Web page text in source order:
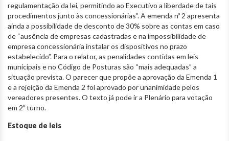
regulamentação da lei, permitindo ao Executivo a liberdade de tais
procedimentos junto às concessionárias”. A emenda nº 2 apresenta
ainda a possibilidade de desconto de 30% sobre as contas em caso
de “ausência de empresas cadastradas e na impossibilidade de
empresa concessionária instalar os dispositivos no prazo
estabelecido”. Para o relator, as penalidades contidas em leis
municipais e no Código de Posturas são “mais adequadas” a
situação prevista. O parecer que propõe a aprovação da Emenda 1
e a rejeição da Emenda 2 foi aprovado por unanimidade pelos
vereadores presentes. O texto já pode ir a Plenário para votação
em 2º turno.
Estoque de leis